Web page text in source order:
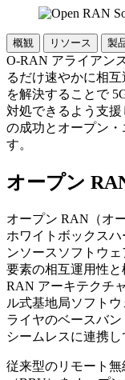
概観 リソース 製
O-RAN アライアン
るだけ速やかに相
を解決することで
対処できるよう支援
の成功とオープン
す。
オープン
オープン RAN（オ
ホワイトボックス
ンソースソフトウ
要素の相互運用性
RAN アーキテクチ
ル式基地局ソフト
ライヤのベースバ
シームレスに連携し
従来型のリモート